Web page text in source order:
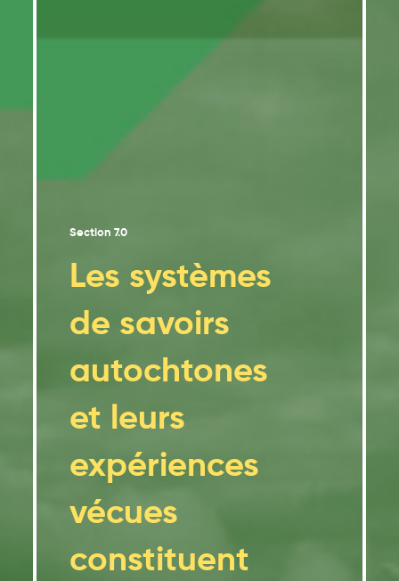
Section 7.0
Les systèmes
de savoirs
autochtones
et leurs
expériences
vécues
constituent